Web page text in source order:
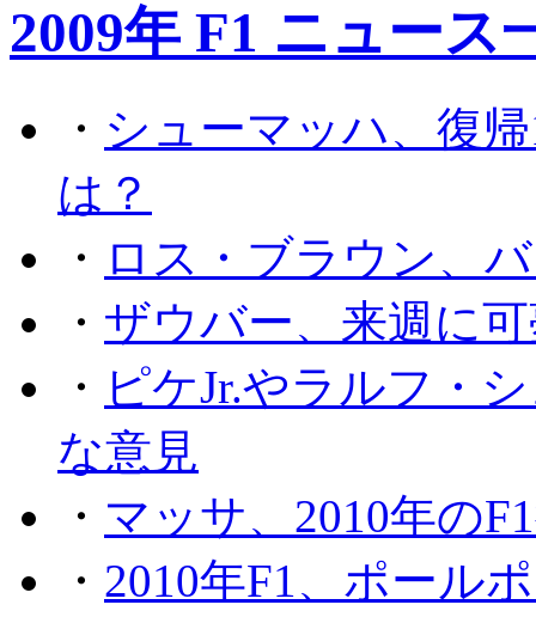
2009年 F1 ニュース
・ シューマッハ、復
は？
・ ロス・ブラウン、
・ ザウバー、来週に
・ ピケJr.やラルフ・
な意見
・ マッサ、2010年の
・ 2010年F1、ポール